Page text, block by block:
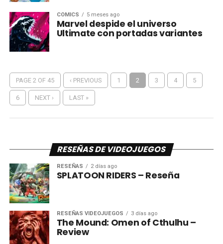
CÓMICS 5 meses ago
Marvel despide el universo
Ultimate con portadas variantes
PAGE 2 OF 45 ‹ PREVIOUS 1 2 3 4 5
6 NEXT › LAST »
RESEÑAS DE VIDEOJUEGOS
RESEÑAS 2 días ago
SPLATOON RIDERS – Reseña
RESEÑAS VIDEOJUEGOS 3 días ago
The Mound: Omen of Cthulhu –
Review